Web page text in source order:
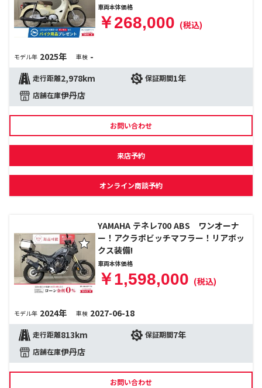
車両本体価格
￥268,000 (税込)
モデル年 2025年 車検 -
走行距離2,978km 保証期間1年
店舗在庫伊丹店
お問い合わせ
来店予約
オンライン商談予約
YAMAHA テネレ700 ABS ワンオーナ
ー！アクラポビッチマフラー！リアボッ
クス装備!
車両本体価格
￥1,598,000 (税込)
モデル年 2024年 車検 2027-06-18
走行距離813km 保証期間7年
店舗在庫伊丹店
お問い合わせ